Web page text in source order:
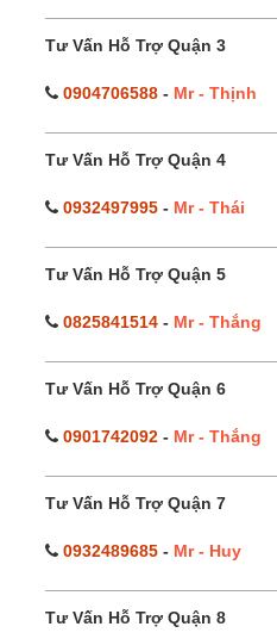
Tư Vấn Hỗ Trợ Quận 3
0904706588 - Mr - Thịnh
Tư Vấn Hỗ Trợ Quận 4
0932497995 - Mr - Thái
Tư Vấn Hỗ Trợ Quận 5
0825841514 - Mr - Thắng
Tư Vấn Hỗ Trợ Quận 6
0901742092 - Mr - Thắng
Tư Vấn Hỗ Trợ Quận 7
0932489685 - Mr - Huy
Tư Vấn Hỗ Trợ Quận 8